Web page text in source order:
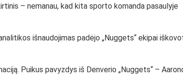
– nemanau, kad kita sporto komanda pasaulyje
išnaudojimas padėjo „Nuggets“ ekipai
Puikus pavyzdys iš Denverio „Nuggets“ –